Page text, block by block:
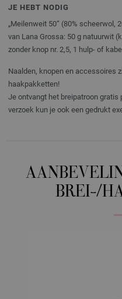
JE HEBT NODIG
„Meilenweit 50“ (80% scheerwol,
van Lana Grossa: 50 g natuurwit
zonder knop nr. 2,5, 1 hulp- of
Naalden, knopen en accessoires
haakpakketten!
Je ontvangt het breipatroon gratis
verzoek kun je ook een gedrukt
BREI-/